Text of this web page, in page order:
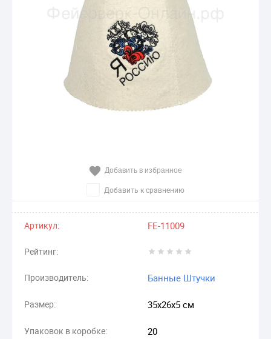
Добавить в избранное
Добавить к сравнению
Артикул: FE-11009
Рейтинг:
Производитель: Банные Штучки
Размер: 35х26х5 см
Упаковок в коробке: 20